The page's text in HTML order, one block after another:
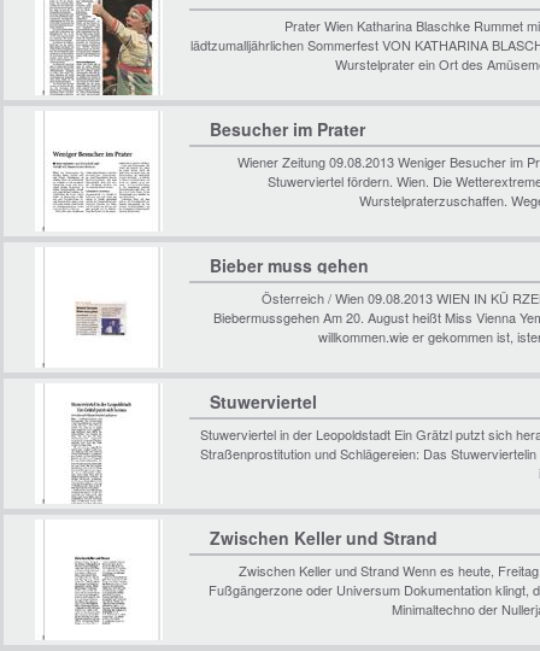
Prater Wien Katharina Blaschke Rummet
lädtzumalljährlichen Sommerfest VON KATHARINA
Wurstelprater ein Ort des
Besucher im Prater
Wiener Zeitung 09.08.2013 Weniger Besucher im
Stuwerviertel fördern. Wien. Die
Wurstelpraterzuschaffen.
Bieber muss gehen
Österreich / Wien 09.08.2013 WIEN IN KÜ
Biebermussgehen Am 20. August heißt Miss Vienna
willkommen.wie er gekommen ist,
Stuwerviertel
Stuwerviertel in der Leopoldstadt Ein Grätzl putzt sich
Straßenprostitution und Schlägereien: Das
Zwischen Keller und Strand
Zwischen Keller und Strand Wenn es heute,
Fußgängerzone oder Universum Dokumentation klingt,
Minimaltechno der